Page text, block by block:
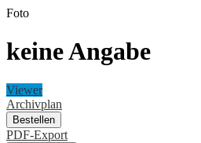
Foto
keine Angabe
Viewer
Archivplan
Bestellen
PDF-Export